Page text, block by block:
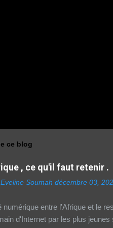
ce blog
, ce qu'il faut retenir .
Soumah décembre 03,
numérique entre l'Afrique et le
d'Internet par les plus